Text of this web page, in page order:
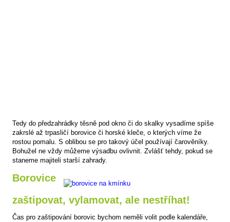
Tedy do předzahrádky těsně pod okno či do skalky vysadíme spíše
zakrslé až trpasličí borovice či horské kleče, o kterých víme že
rostou pomalu. S oblibou se pro takový účel používají čarověníky.
Bohužel ne vždy můžeme výsadbu ovlivnit. Zvlášť tehdy, pokud se
staneme majiteli starší zahrady.
Borovice
zaštipovat, vylamovat, ale nestříhat!
Čas pro zaštipování borovic bychom neměli volit podle kalendáře,